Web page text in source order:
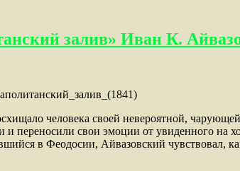
залив» Иван К.
человека своей невероятной,
переносили свои эмоции от увиденного на
в Феодосии, Айвазовский чувствовал,